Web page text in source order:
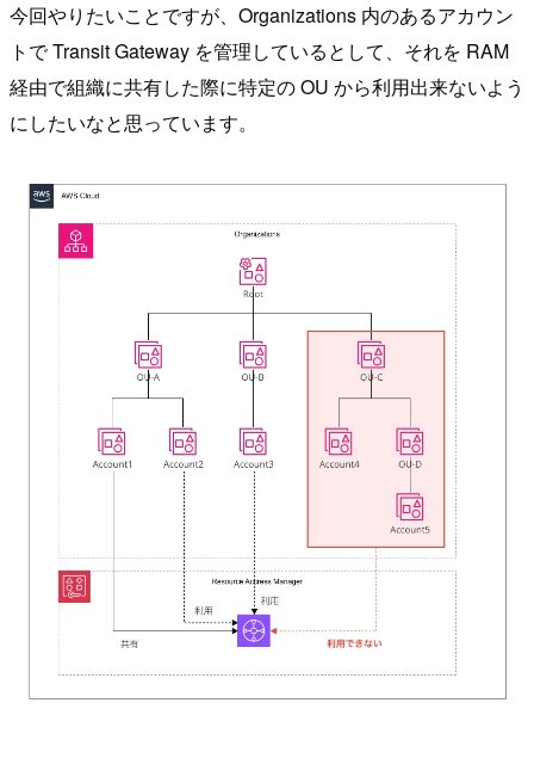
今回やりたいことですが、Organizations 内のあるアカウン
トで Transit Gateway を管理しているとして、それを RAM
経由で組織に共有した際に特定の OU から利用出来ないよう
にしたいなと思っています。